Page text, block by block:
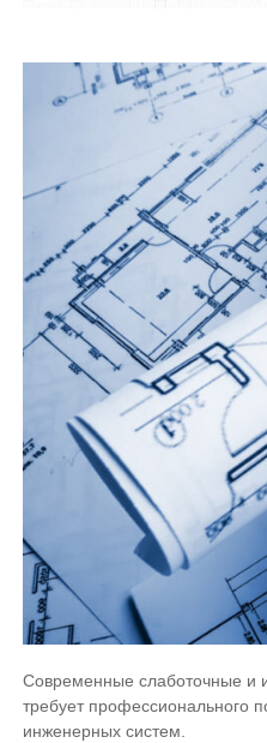
Современные слаботочные и
требует профессионального
инженерных систем.